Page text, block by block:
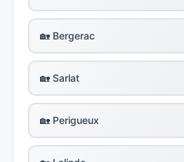
🏡 Bergerac
🏡 Sarlat
🏡 Perigueux